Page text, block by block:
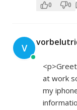
0 0
V
at work
my